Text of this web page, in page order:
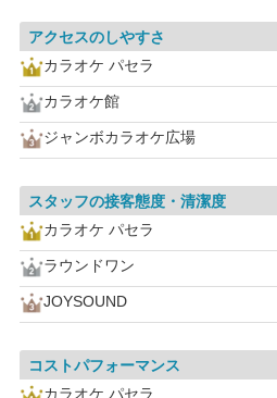
アクセスのしやすさ
カラオケ パセラ
カラオケ館
ジャンボカラオケ広場
スタッフの接客態度・清潔度
カラオケ パセラ
ラウンドワン
JOYSOUND
コストパフォーマンス
カラオケ パセラ